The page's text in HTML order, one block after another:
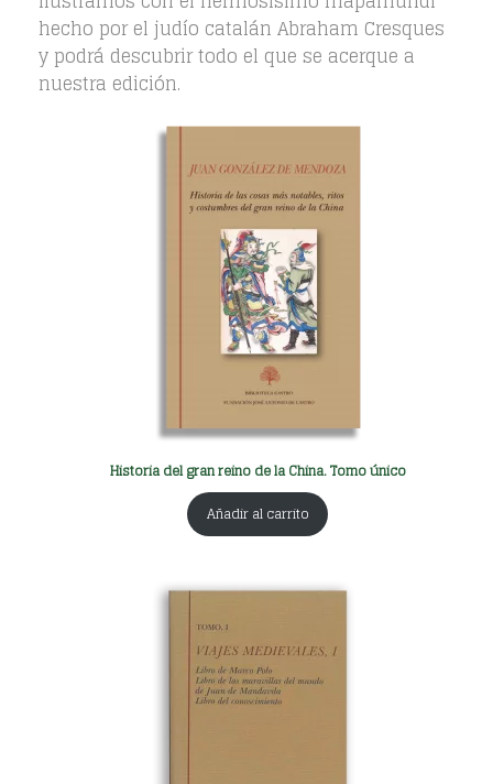
hecho por el judío catalán Abraham Cresques
y podrá descubrir todo el que se acerque a
nuestra edición.
Historia del gran reino de la China. Tomo único
Añadir al carrito